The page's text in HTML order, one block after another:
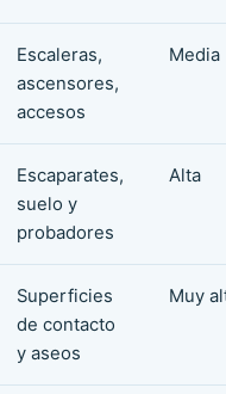
Escaleras,
ascensores,
accesos
Media
Escaparates,
suelo y
probadores
Alta
Superficies
de contacto
y aseos
Muy